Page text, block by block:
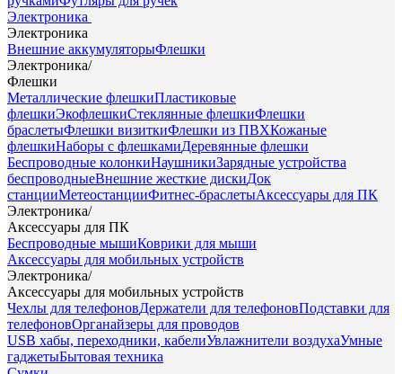
Электроника
Электроника
Внешние аккумуляторыФлешки
Электроника/
Флешки
Металлические флешкиПластиковые
флешкиЭкофлешкиСтеклянные флешкиФлешки
браслетыФлешки визиткиФлешки из ПВХКожаные
флешкиНаборы с флешкамиДеревянные флешки
Беспроводные колонкиНаушникиЗарядные устройства
беспроводныеВнешние жесткие дискиДок
станцииМетеостанцииФитнес-браслетыАксессуары для ПК
Электроника/
Аксессуары для ПК
Беспроводные мышиКоврики для мыши
Аксессуары для мобильных устройств
Электроника/
Аксессуары для мобильных устройств
Чехлы для телефоновДержатели для телефоновПодставки для
телефоновОрганайзеры для проводов
USB хабы, переходники, кабелиУвлажнители воздухаУмные
гаджетыБытовая техника